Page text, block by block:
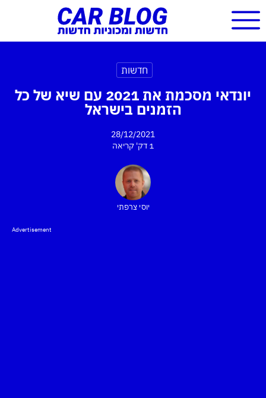
חדשות
יונדאי מסכמת את 2021 עם שיא של כל
הזמנים בישראל
28/12/2021
1 דק'
קריאה
יוסי צרפתי
Advertisement